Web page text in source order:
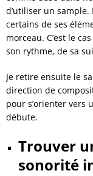
d’utiliser un
certains de ses
morceau. C’est le
son rythme, de sa
Je retire ensuite le
direction de
pour s’orienter vers
débute.
Trouver
sonorité